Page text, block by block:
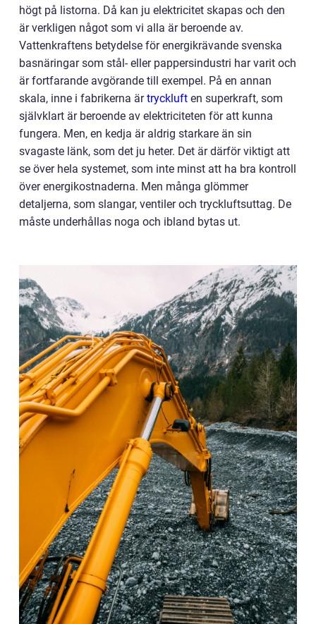
högt på listorna. Då kan ju elektricitet skapas och den
är verkligen något som vi alla är beroende av.
Vattenkraftens betydelse för energikrävande svenska
basnäringar som stål- eller pappersindustri har varit och
är fortfarande avgörande till exempel. På en annan
skala, inne i fabrikerna ärtryckluft en superkraft, som
självklart är beroende av elektriciteten för att kunna
fungera. Men, en kedja är aldrig starkare än sin
svagaste länk, som det ju heter. Det är därför viktigt att
se över hela systemet, som inte minst att ha bra kontroll
över energikostnaderna. Men många glömmer
detaljerna, som slangar, ventiler och tryckluftsuttag. De
måste underhållas noga och ibland bytas ut.